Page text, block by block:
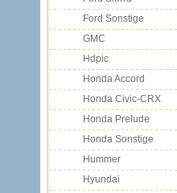
Ford Sonstige
GMC
Hdpic
Honda Accord
Honda Civic-CRX
Honda Prelude
Honda Sonstige
Hummer
Hyundai